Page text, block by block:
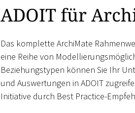
ADOIT für
Das komplette ArchiMate
eine Reihe von
Beziehungstypen können Sie Ihr
und Auswertungen in ADOIT
Initiative durch Best Practice-